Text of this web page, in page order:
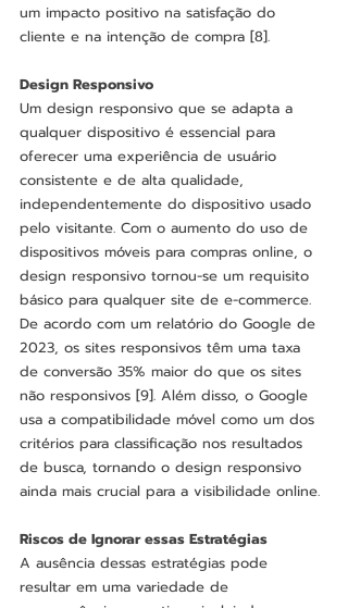
um impacto positivo na satisfação do
cliente e na intenção de compra [8].
Design Responsivo
Um design responsivo que se adapta a
qualquer dispositivo é essencial para
oferecer uma experiência de usuário
consistente e de alta qualidade,
independentemente do dispositivo usado
pelo visitante. Com o aumento do uso de
dispositivos móveis para compras online, o
design responsivo tornou-se um requisito
básico para qualquer site de e-commerce.
De acordo com um relatório do Google de
2023, os sites responsivos têm uma taxa
de conversão 35% maior do que os sites
não responsivos [9]. Além disso, o Google
usa a compatibilidade móvel como um dos
critérios para classificação nos resultados
de busca, tornando o design responsivo
ainda mais crucial para a visibilidade online.
Riscos de Ignorar essas Estratégias
A ausência dessas estratégias pode
resultar em uma variedade de